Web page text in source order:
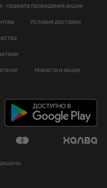
- правила проведения акции
Условия доставки
Новости и акции